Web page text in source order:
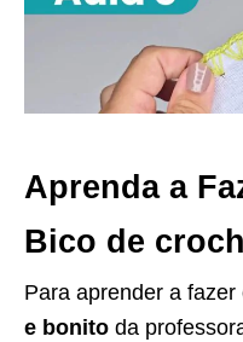
Aprenda a
Bico de
Para aprender a fazer
e bonito da